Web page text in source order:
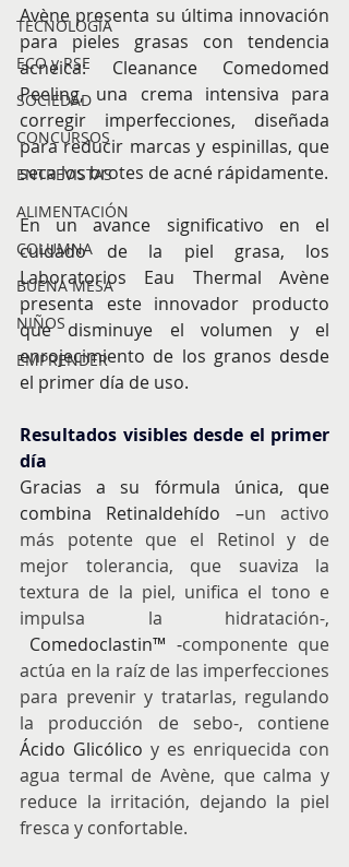
TECNOLOGÍA
ECO y RSE
SOCIEDAD
CONCURSOS
ENTREVISTAS
ALIMENTACIÓN
COLUMNA
BUENA MESA
NIÑOS
EMPRENDER
Avène presenta su última innovación
para pieles grasas con tendencia
acneica: Cleanance Comedomed
Peeling, una crema intensiva para
corregir imperfecciones, diseñada
para reducir marcas y espinillas, que
seca los brotes de acné rápidamente.
En un avance significativo en el
cuidado de la piel grasa, los
Laboratorios Eau Thermal Avène
presenta este innovador producto
que disminuye el volumen y el
enrojecimiento de los granos desde
el primer día de uso.
Resultados visibles desde el primer
día
Gracias a su fórmula única, que
combina Retinaldehído –un activo
más potente que el Retinol y de
mejor tolerancia, que suaviza la
textura de la piel, unifica el tono e
Comedoclastin™ -componente que
actúa en la raíz de las imperfecciones
para prevenir y tratarlas, regulando
Ácido Glicólico y es enriquecida con
agua termal de Avène, que calma y
reduce la irritación, dejando la piel
fresca y confortable.